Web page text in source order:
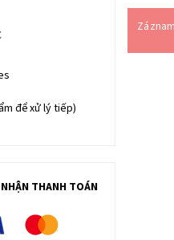
để xử lý tiếp)
THANH TOÁN